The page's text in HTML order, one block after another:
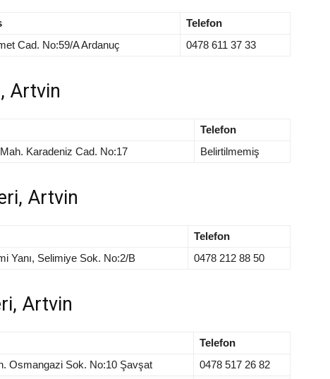
Telefon
Cad. No:59/A Ardanuç 0478 611 37 33
Artvin
Telefon
Karadeniz Cad. No:17 Belirtilmemiş
Artvin
Telefon
Yanı, Selimiye Sok. No:2/B 0478 212 88 50
Artvin
Telefon
Osmangazi Sok. No:10 Şavşat
0478 517 26 82